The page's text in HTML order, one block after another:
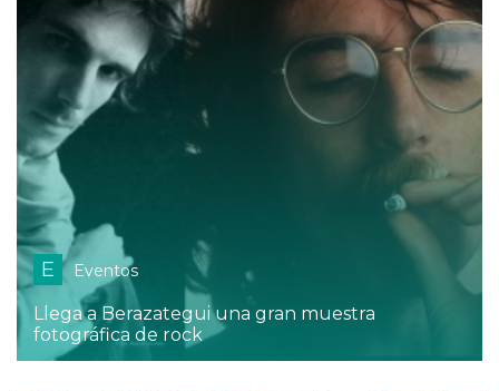
E Eventos
Llega a Berazategui una gran muestra
fotográfica de rock